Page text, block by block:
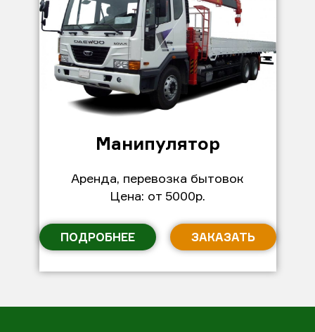
Манипулятор
Аренда, перевозка бытовок
Цена: от 5000р.
ПОДРОБНЕЕ ЗАКАЗАТЬ